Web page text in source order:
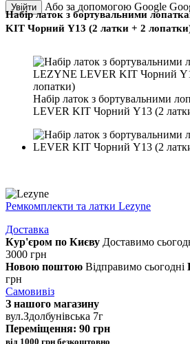
Увійти Або за допомогою Google
Набір латок з бортувальними
KIT Чорний Y13 (2 латки + 2
Набір латок з бортувальними
LEVER KIT Чорний Y13 (2
Ремкомплекти та латки Lezyne
Доставка
Кур'єром по Києву Доставимо
3000 грн
Новою поштою Відправимо сьогодні
грн
Самовивіз
З нашого магазину
вул.Здолбунівська 7г
Переміщення: 90 грн
від 1000 грн безкоштовно